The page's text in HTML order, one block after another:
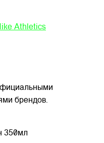
Athletics
брендов.
350мл